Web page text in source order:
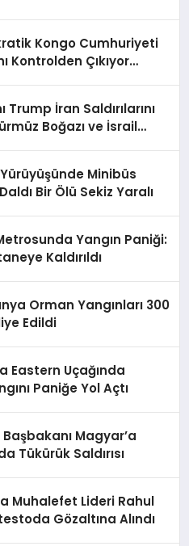
Kongo Cumhuriyeti
Kontrolden Çıkıyor
Trump İran Saldırılarını
Boğazı ve İsrail
Yürüyüşünde Minibüs
Bir Ölü Sekiz Yaralı
Yangın Paniği:
Kaldırıldı
Orman Yangınları 300
Edildi
Eastern Uçağında
Paniğe Yol Açtı
Magyar’a
Tükürük Saldırısı
Muhalefet Lideri Rahul
Gözaltına Alındı